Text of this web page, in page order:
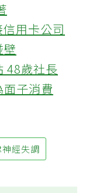
用卡公司
48歲社長
子消費
神經失調